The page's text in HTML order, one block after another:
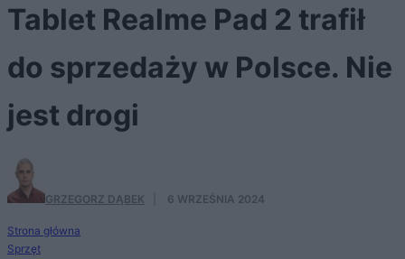
Tablet Realme Pad 2 trafił
do sprzedaży w Polsce. Nie
jest drogi
GRZEGORZ DĄBEK 6 WRZEŚNIA 2024
Strona główna
Sprzęt